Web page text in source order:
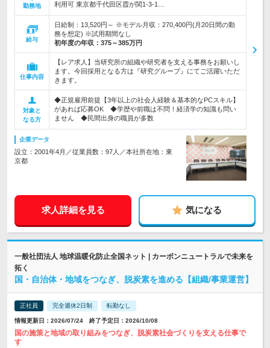
勤務地
利用可 東京都千代田区霞が関1-3-1…
給与
日給制：13,520円～ ※モデル月収：270,400円(月20日間の勤
務を想定) ※試用期間なし
初年度の年収： 375～385万円
仕事内容
【レア求人】当研究所の組織や研究者を支える事務をお願いし
ます。今回採用となる方は『研究グループ』にてご活躍いただ
きます。
対象と
なる方
◆正規雇用前提【3年以上の社会人経験＆基本的なPCスキル】
があれば応募OK ◆学歴や前職は不問！経済学の知識も問い
ません ◆民間出身の職員が多数
企業データ
設立：2001年4月／従業員数：97人／本社所在地：東
京都
求人詳細を見る 気になる
一般社団法人 地球温暖化防止全国ネット | カーボンニュートラルで未来を
拓く
国・自治体・地域をつなぎ、脱炭素を進める【組織/事業運営】
正社員 完全週休2日制 転勤なし
情報更新日：2026/07/24 終了予定日：2026/10/08
国の施策と地域の取り組みをつなぎ、脱炭素社会づくりを支える仕事で
す